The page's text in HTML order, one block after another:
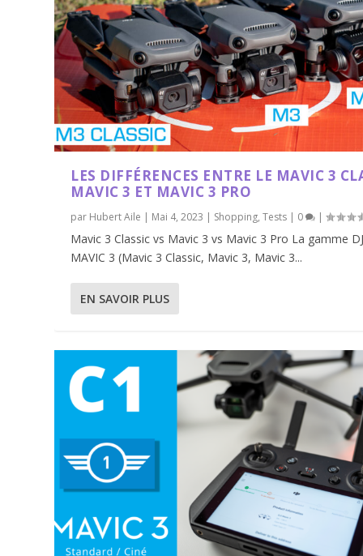
LES DIFFÉRENCES ENTRE LE MAVIC 3
MAVIC 3 ET MAVIC 3 PRO
par Hubert Aile | Mai 4, 2023 | Shopping,Tests | 0 |
Mavic 3 Classic vs Mavic 3 vs Mavic 3 Pro La gamme
MAVIC 3 (Mavic 3 Classic, Mavic 3, Mavic 3...
EN SAVOIR PLUS